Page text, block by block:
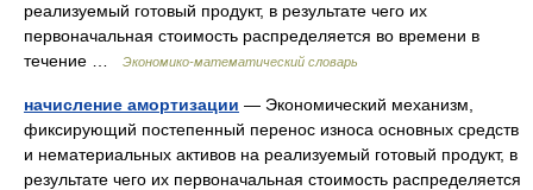
реализуемый готовый продукт, в результате чего их
первоначальная стоимость распределяется во времени в
течение …
Экономико-математический словарь
начисление амортизации — Экономический механизм,
фиксирующий постепенный перенос износа основных средств
и нематериальных активов на реализуемый готовый продукт, в
результате чего их первоначальная стоимость распределяется